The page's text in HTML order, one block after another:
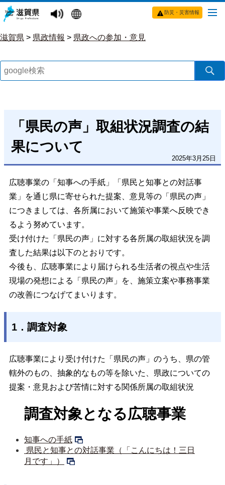
防災・災害情報
滋賀県 > 県政情報 > 県政への参加・意見
「県民の声」取組状況調査の結
果について
2025年3月25日
広聴事業の「知事への手紙」「県民と知事との対話事
業」を通じ県に寄せられた提案、意見等の「県民の声」
につきましては、各所属において施策や事業へ反映でき
るよう努めています。
受け付けた「県民の声」に対する各所属の取組状況を調
査した結果は以下のとおりです。
今後も、広聴事業により届けられる生活者の視点や生活
現場の発想による「県民の声」を、施策立案や事務事業
の改善につなげてまいります。
1．調査対象
広聴事業により受け付けた「県民の声」のうち、県の管
轄外のもの、抽象的なもの等を除いた、県政についての
提案・意見および苦情に対する関係所属の取組状況
調査対象となる広聴事業
知事への手紙
月です」）